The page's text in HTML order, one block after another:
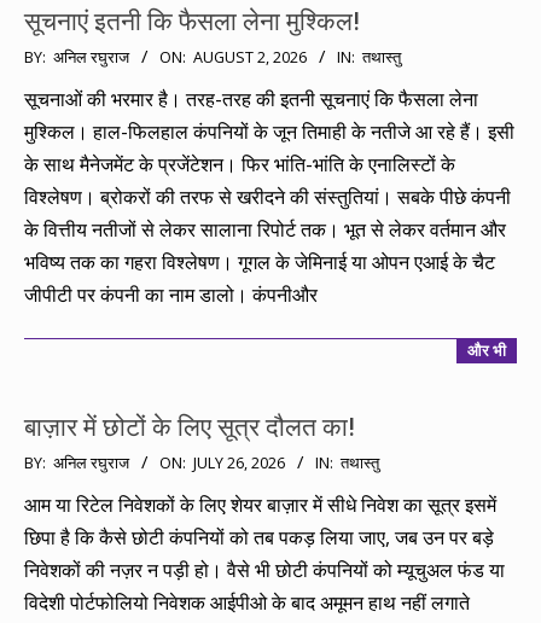
सूचनाएं इतनी कि फैसला लेना मुश्किल!
2026-
02
BY: अनिल रघुराज ON: AUGUST 2, 2026 IN: तथास्तु
सूचनाओं की भरमार है। तरह-तरह की इतनी सूचनाएं कि फैसला लेना
मुश्किल। हाल-फिलहाल कंपनियों के जून तिमाही के नतीजे आ रहे हैं। इसी
के साथ मैनेजमेंट के प्रजेंटेशन। फिर भांति-भांति के एनालिस्टों के
विश्लेषण। ब्रोकरों की तरफ से खरीदने की संस्तुतियां। सबके पीछे कंपनी
के वित्तीय नतीजों से लेकर सालाना रिपोर्ट तक। भूत से लेकर वर्तमान और
भविष्य तक का गहरा विश्लेषण। गूगल के जेमिनाई या ओपन एआई के चैट
जीपीटी पर कंपनी का नाम डालो। कंपनीऔर
और भी
बाज़ार में छोटों के लिए सूत्र दौलत का!
2026-
26
BY: अनिल रघुराज ON: JULY 26, 2026 IN: तथास्तु
आम या रिटेल निवेशकों के लिए शेयर बाज़ार में सीधे निवेश का सूत्र इसमें
छिपा है कि कैसे छोटी कंपनियों को तब पकड़ लिया जाए, जब उन पर बड़े
निवेशकों की नज़र न पड़ी हो। वैसे भी छोटी कंपनियों को म्यूचुअल फंड या
विदेशी पोर्टफोलियो निवेशक आईपीओ के बाद अमूमन हाथ नहीं लगाते